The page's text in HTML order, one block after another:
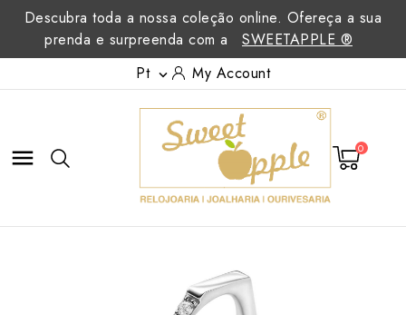
Descubra toda a nossa coleção online. Ofereça a sua
prenda e surpreenda com a
SWEETAPPLE ®
Pt  My Account
 0